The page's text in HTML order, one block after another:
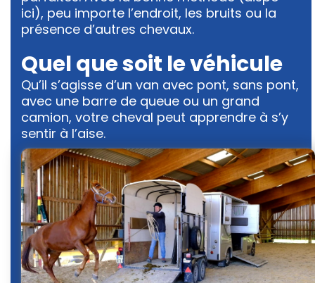
ici), peu importe l’endroit, les bruits ou la
présence d’autres chevaux.
Quel que soit le véhicule
Qu’il s’agisse d’un van avec pont, sans pont,
avec une barre de queue ou un grand
camion, votre cheval peut apprendre à s’y
sentir à l’aise.